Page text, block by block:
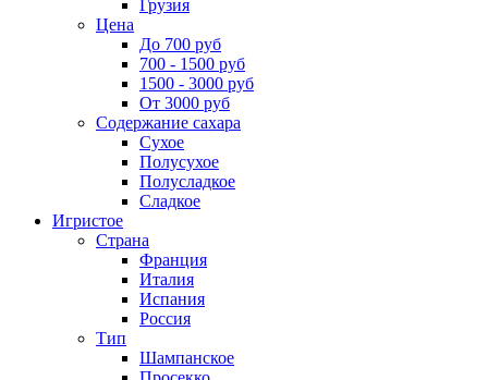
Грузия
Цена
До 700 руб
700 - 1500 руб
1500 - 3000 руб
От 3000 руб
Содержание сахара
Сухое
Полусухое
Полусладкое
Сладкое
Игристое
Страна
Франция
Италия
Испания
Россия
Тип
Шампанское